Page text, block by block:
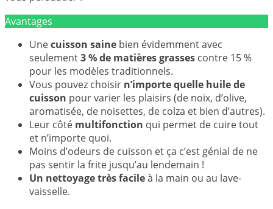
Avantages
Unecuisson saine bien évidemment avec
seulement3 % de matières grasses contre 15 %
pour les modèles traditionnels.
Vous pouvez choisir n’importe quelle huile de
cuisson pour varier les plaisirs (de noix, d’olive,
aromatisée, de noisettes, de colza et bien d’autres).
Leur côté multifonction qui permet de cuire tout
et n’importe quoi.
Moins d’odeurs de cuisson et ça c’est génial de ne
pas sentir la frite jusqu’au lendemain !
Un nettoyage très facileà la main ou au lave-
vaisselle.